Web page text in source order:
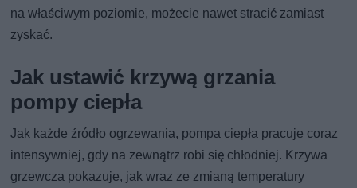
na właściwym poziomie, możecie nawet stracić zamiast
zyskać.
Jak ustawić krzywą grzania
pompy ciepła
Jak każde źródło ogrzewania, pompa ciepła pracuje coraz
intensywniej, gdy na zewnątrz robi się chłodniej. Krzywa
grzewcza pokazuje, jak wraz ze zmianą temperatury